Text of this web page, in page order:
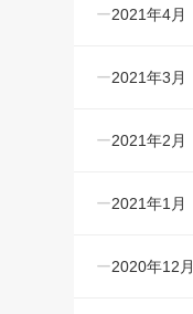
2021年4月
2021年3月
2021年2月
2021年1月
2020年12月